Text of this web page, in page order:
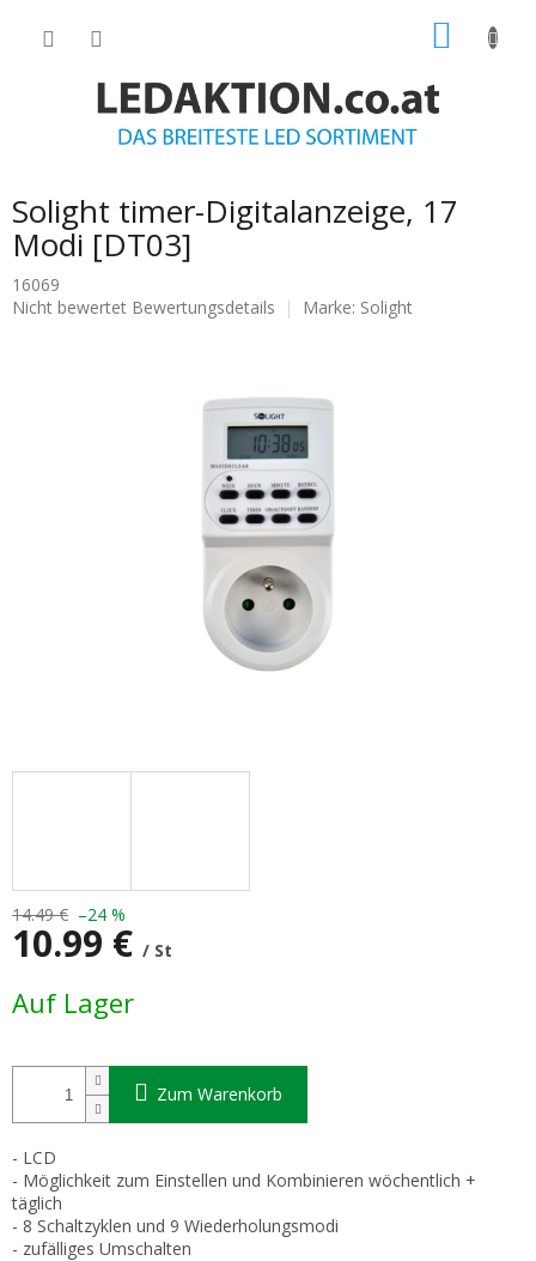
Solight timer-Digitalanzeige, 17
Modi [DT03]
16069
Die
Nicht bewertet Bewertungsdetails Marke: Solight
14.49 € –24 %
10.99 € / St
Auf Lager
Zum Warenkorb
- LCD
- Möglichkeit zum Einstellen und Kombinieren wöchentlich +
täglich
- 8 Schaltzyklen und 9 Wiederholungsmodi
- zufälliges Umschalten